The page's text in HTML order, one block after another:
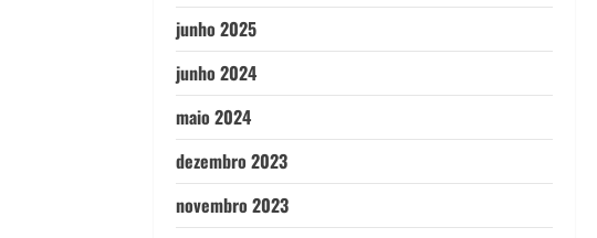
junho 2025
junho 2024
maio 2024
dezembro 2023
novembro 2023